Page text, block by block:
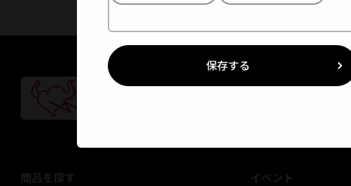
商品を探す イベント
保存する